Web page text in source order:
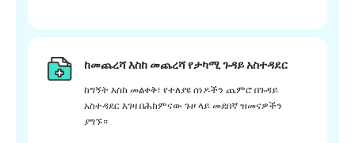
ከመጨረሻ እስከ መጨረሻ የታካሚ ጉዳይ አስተዳደር
ከግኝት እስከ መልቀቅ፣ የተለያዩ ሰነዶችን ጨምሮ በጉዳይ
አስተዳደር እገዛ በሕክምናው ጉዞ ላይ መደበኛ ዝመናዎችን
ያግኙ።